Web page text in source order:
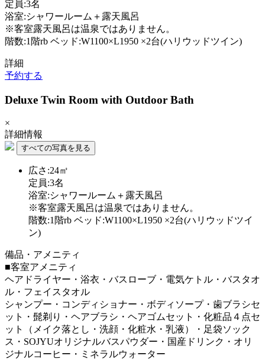
定員:3名
浴室:シャワールーム＋露天風呂
※客室露天風呂は温泉ではありません。
階数:1階rb ベッド:W1100×L1950 ×2台(ハリウッドツイン)
詳細
予約する
Deluxe Twin Room with Outdoor Bath
×
詳細情報
すべての写真を見る
広さ:24㎡
定員:3名
浴室:シャワールーム＋露天風呂
※客室露天風呂は温泉ではありません。
階数:1階rb ベッド:W1100×L1950 ×2台(ハリウッドツイ
ン)
備品・アメニティ
■客室アメニティ
ヘアドライヤー・浴衣・バスローブ・電気ケトル・バスタオ
ル・フェイスタオル
シャンプー・コンディショナー・ボディソープ・歯ブラシセ
ット・髭剃り・ヘアブラシ・ヘアゴムセット・化粧品４点セ
ット（メイク落とし・洗顔・化粧水・乳液）・足袋ソック
ス・SOJYUオリジナルバスパウダー・国産ドリンク・オリ
ジナルコーヒー・ミネラルウォーター